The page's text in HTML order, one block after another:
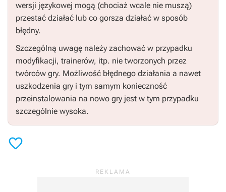
wersji językowej mogą (chociaż wcale nie muszą)
przestać działać lub co gorsza działać w sposób
błędny.
Szczególną uwagę należy zachować w przypadku
modyfikacji, trainerów, itp. nie tworzonych przez
twórców gry. Możliwość błędnego działania a nawet
uszkodzenia gry i tym samym konieczność
przeinstalowania na nowo gry jest w tym przypadku
szczególnie wysoka.
